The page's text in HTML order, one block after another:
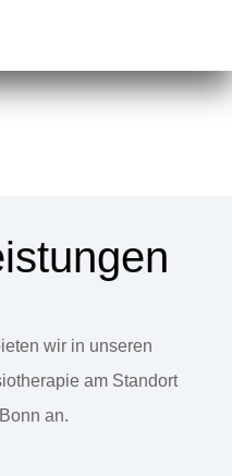
wir in unseren
am Standort
an.